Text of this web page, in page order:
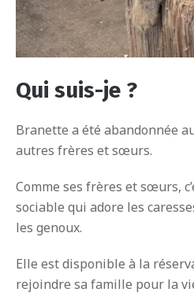
Qui suis-je ?
Branette a été abandonnée
autres frères et sœurs.
Comme ses frères et sœurs,
sociable qui adore les
les genoux.
Elle est disponible à la
rejoindre sa famille pour la